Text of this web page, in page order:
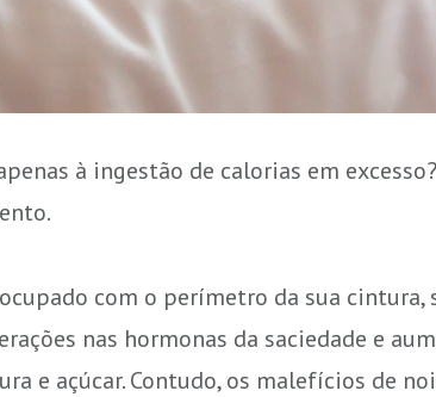
à ingestão de calorias em
com o perímetro da sua
nas hormonas da saciedade e
e açúcar. Contudo, os malefícios de